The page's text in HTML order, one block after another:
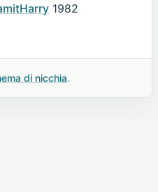
1982
di nicchia.